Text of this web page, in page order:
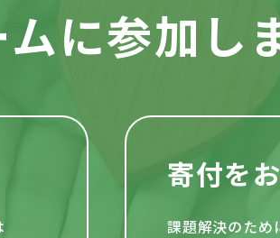
に参加し
寄付を
課題解決のため